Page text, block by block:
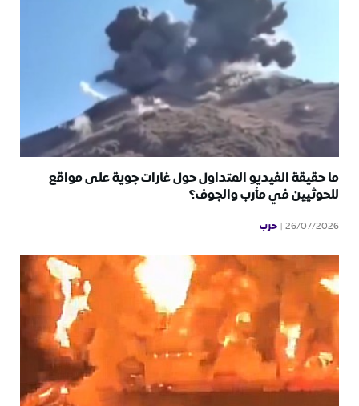
ما حقيقة الفيديو المتداول حول غارات جوية على مواقع
للحوثيين في مأرب والجوف؟
26/07/2026 حرب